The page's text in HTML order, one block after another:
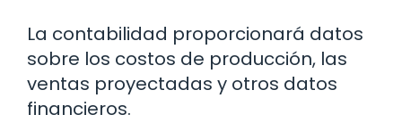
La contabilidad proporcionará datos
sobre los costos de producción, las
ventas proyectadas y otros datos
financieros.